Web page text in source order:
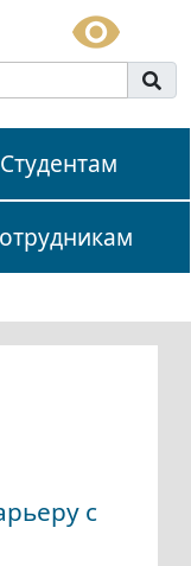
Студентам
с